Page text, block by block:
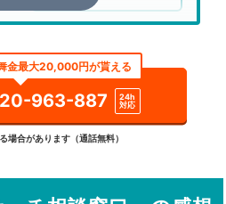
検索する
件で絞り込む
金最大20,000円が貰える
963-887
24h
対応
場合があります（通話無料）